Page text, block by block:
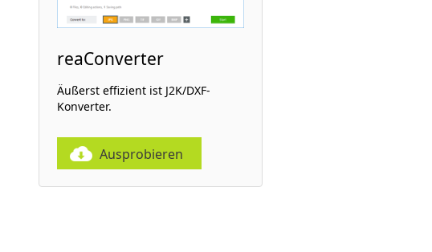
reaConverter
Äußerst effizient ist J2K/DXF-
Konverter.
Ausprobieren